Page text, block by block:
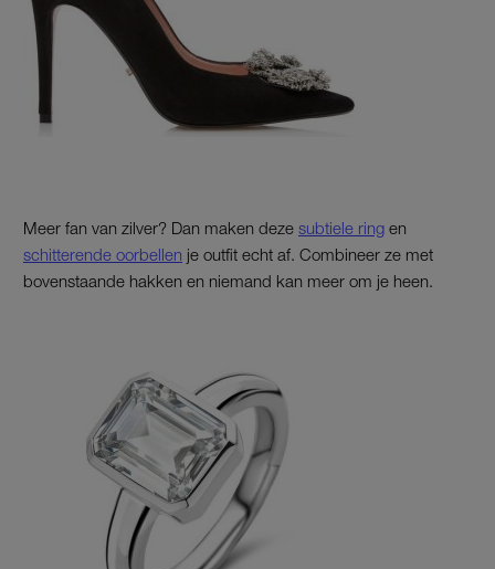
Meer fan van zilver? Dan maken deze subtiele ring en
schitterende oorbellen je outfit echt af. Combineer ze met
bovenstaande hakken en niemand kan meer om je heen.